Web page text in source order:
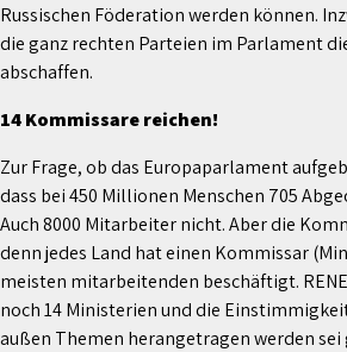
Russischen Föderation werden können.
die ganz rechten Parteien im Parlament
abschaffen.
14 Kommissare reichen!
Zur Frage, ob das Europaparlament
dass bei 450 Millionen Menschen 705
Auch 8000 Mitarbeiter nicht. Aber die
denn jedes Land hat einen Kommissar
meisten mitarbeitenden beschäftigt.
noch 14 Ministerien und die
außen Themen herangetragen werden sei